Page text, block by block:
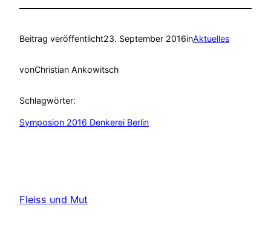
Beitrag veröffentlicht23. September 2016inAktuelles
vonChristian Ankowitsch
Schlagwörter:
Symposion 2016 Denkerei Berlin
Fleiss und Mut